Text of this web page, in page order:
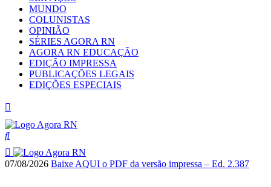
MUNDO
COLUNISTAS
OPINIÃO
SÉRIES AGORA RN
AGORA RN EDUCAÇÃO
EDIÇÃO IMPRESSA
PUBLICAÇÕES LEGAIS
EDIÇÕES ESPECIAIS
07/08/2026 Baixe AQUI o PDF da versão impressa – Ed. 2.387